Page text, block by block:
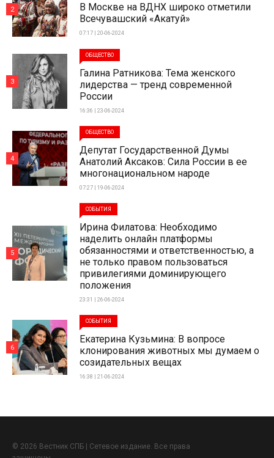
В Москве на ВДНХ широко отметили
Всечувашский «Акатуй»
07:17 | 20-06-2024
2
ОБЩЕСТВО
Галина Ратникова: Тема женского
лидерства — тренд современной
России
16:36 | 23-06-2024
3
ОБЩЕСТВО
Депутат Государственной Думы
Анатолий Аксаков: Сила России в ее
многонациональном народе
07:27 | 19-06-2024
4
СОБЫТИЯ
Ирина Филатова: Необходимо
наделить онлайн платформы
обязанностями и ответственностью, а
не только правом пользоваться
привилегиями доминирующего
положения
23:31 | 26-06-2024
5
СОБЫТИЯ
Екатерина Кузьмина: В вопросе
клонирования животных мы думаем о
созидательных вещах
16:38 | 21-06-2024
6
© 2026 Вестник СПБ | Сетевое издание. Все права